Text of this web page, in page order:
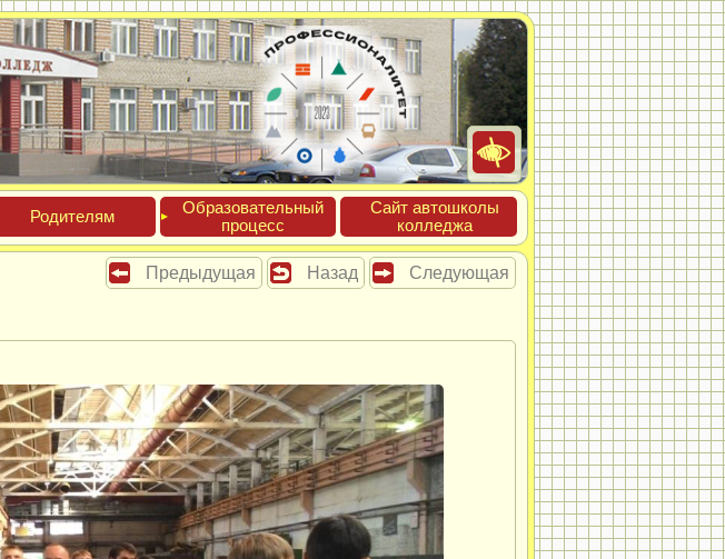
Роди­телям
Обра­зова­тель­ный
про­цесс
Сайт ав­тошко­лы
кол­леджа
Предыдущая Назад Следующая